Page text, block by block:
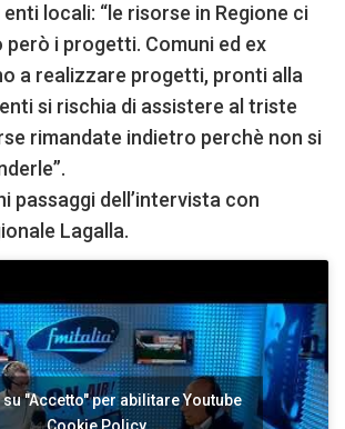
locali: “le risorse in Regione ci
però i progetti. Comuni ed ex
a realizzare progetti, pronti alla
si rischia di assistere al triste
rimandate indietro perchè non si
passaggi dell’intervista con
Lagalla.
su "Accetto" per abilitare Youtube
Cookie Policy